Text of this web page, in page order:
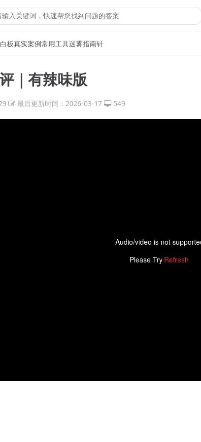
板真实案例常用工具迷雾指南针
｜有辣味版
最后更新时间：2026-03-17 549
Audio/video is not
Please Try Refresh